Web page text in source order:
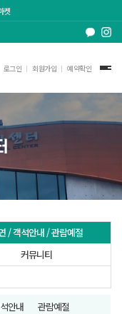
켓
로그인 회원가입 예약확인
/ 객석안내 / 관람예절
안내 관람예절
커뮤니티